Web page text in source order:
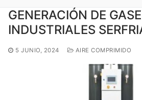
GENERACIÓN DE
INDUSTRIALES
5 JUNIO, 2024 AIRE COMPRIMIDO